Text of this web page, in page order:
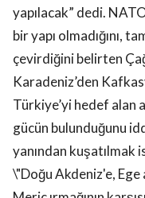
yapılacak” dedi.
bir yapı olmadığını,
çevirdiğini belirten
Karadeniz’den
Türkiye’yi hedef alan
gücün bulunduğunu
yanından kuşatılmak
\"Doğu Akdeniz'e, Ege